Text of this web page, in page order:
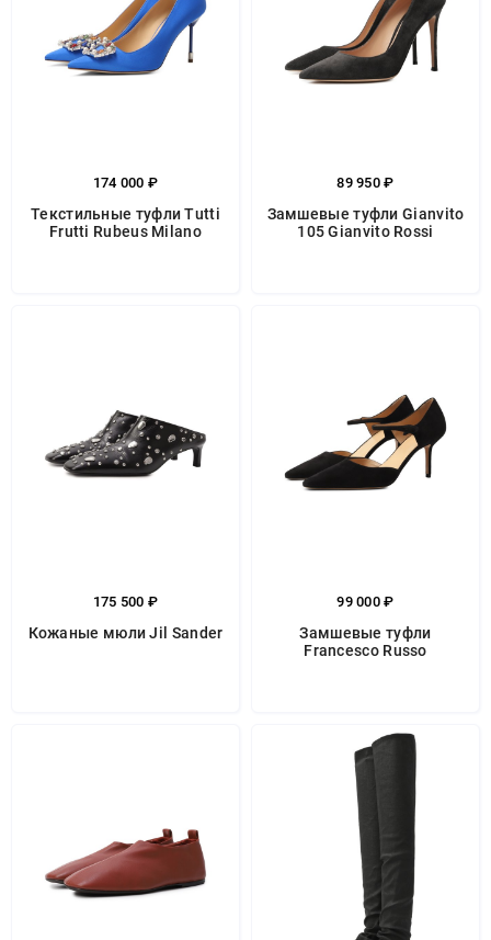
174 000 ₽
Текстильные туфли Tutti
Frutti Rubeus Milano
89 950 ₽
Замшевые туфли Gianvito
105 Gianvito Rossi
175 500 ₽
Кожаные мюли Jil Sander
99 000 ₽
Замшевые туфли
Francesco Russo